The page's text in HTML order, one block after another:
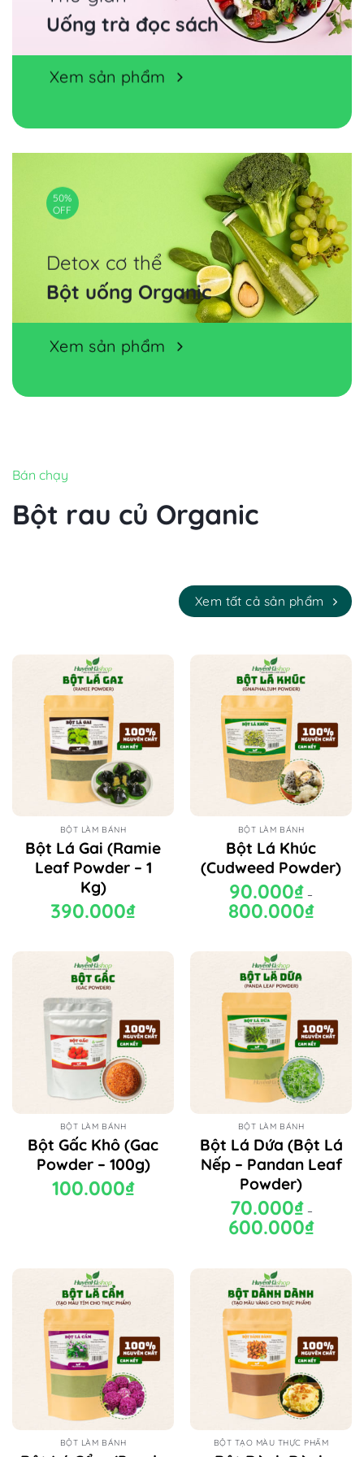
Uống trà đọc sách
Xem sản phẩm
50%
OFF
Detox cơ thể
Bột uống Organic
Xem sản phẩm
Bán chạy
Bột rau củ Organic
Xem tất cả sản phẩm
BỘT LÀM BÁNH
Bột Lá Gai (Ramie
Leaf Powder – 1
Kg)
390.000₫
BỘT LÀM BÁNH
Bột Lá Khúc
(Cudweed Powder)
90.000₫ –
800.000₫Khoảng
giá:
800.000₫
BỘT LÀM BÁNH
Bột Gấc Khô (Gac
Powder – 100g)
100.000₫
BỘT LÀM BÁNH
Bột Lá Dứa (Bột Lá
Nếp – Pandan Leaf
Powder)
70.000₫ –
600.000₫Khoảng
giá:
600.000₫
BỘT LÀM BÁNH BỘT TẠO MÀU THỰC PHẨM